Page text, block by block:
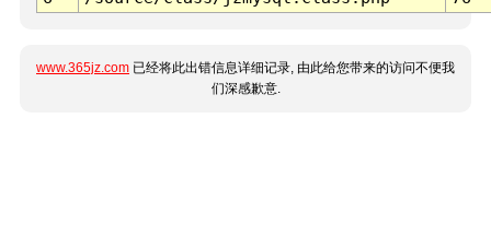
www.365jz.com 已经将此出错信息详细记录, 由此给您带来的访问不便我
们深感歉意.